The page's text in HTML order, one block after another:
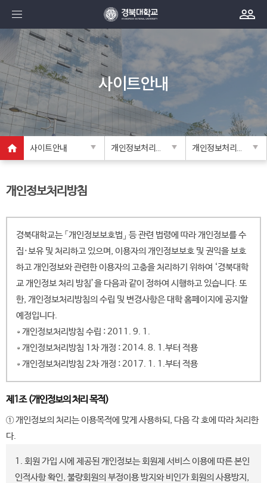
사이트안내
사이트안내
개인정보처리방침
경북대학교는 「개인정보보호법」 등 관련 법령에 따라 개인정보를 수
집·보유 및 처리하고 있으며, 이용자의 개인정보보호 및 권익을 보호
하고 개인정보와 관련한 이용자의 고충을 처리하기 위하여 ‘경북대학
교 개인정보 처리 방침’을 다음과 같이 정하여 시행하고 있습니다. 또
한, 개인정보처리방침의 수립 및 변경사항은 대학 홈페이지에 공지할
예정입니다.
개인정보처리방침 수립 : 2011. 9. 1.
개인정보처리방침 1차 개정 : 2014. 8. 1.부터 적용
개인정보처리방침 2차 개정 : 2017. 1. 1.부터 적용
제1조 (개인정보의 처리 목적)
① 개인정보의 처리는 이용목적에 맞게 사용하되, 다음 각 호에 따라 처리한
다.
1. 회원 가입 시에 제공된 개인정보는 회원제 서비스 이용에 따른 본인
인적사항 확인, 불량회원의 부정이용 방지와 비인가 회원의 사용방지,